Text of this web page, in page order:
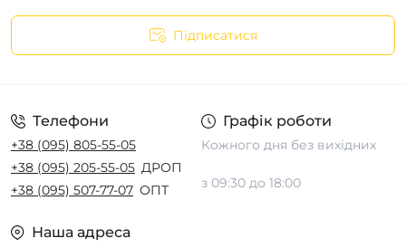
Підписатися
Телефони
+38 (095) 805-55-05
+38 (095) 205-55-05 ДРОП
+38 (095) 507-77-07 ОПТ
Графік роботи
Кожного дня без вихідних
з 09:30 до 18:00
Наша адреса